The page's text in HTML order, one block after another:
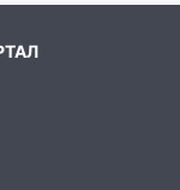
летнюю